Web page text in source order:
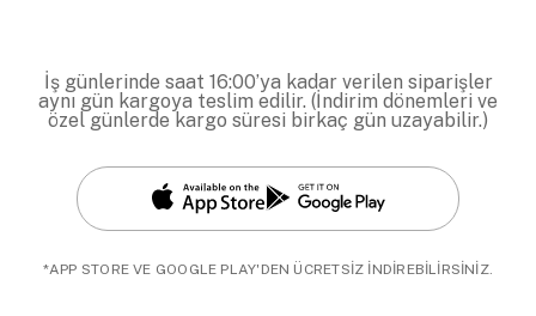
İş günlerinde saat 16:00’ya kadar verilen siparişler
aynı gün kargoya teslim edilir. (İndirim dönemleri ve
özel günlerde kargo süresi birkaç gün uzayabilir.)
*APP STORE VE GOOGLE PLAY'DEN ÜCRETSİZ İNDİREBİLİRSİNİZ.